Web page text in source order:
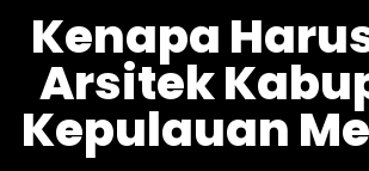
Kenapa
Arsitek
Kepulauan